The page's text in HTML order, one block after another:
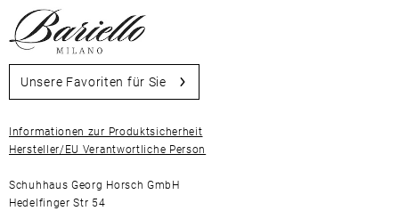
Unsere Favoriten für Sie
Informationen zur Produktsicherheit
Hersteller/EU Verantwortliche Person
Schuhhaus Georg Horsch GmbH
Hedelfinger Str 54